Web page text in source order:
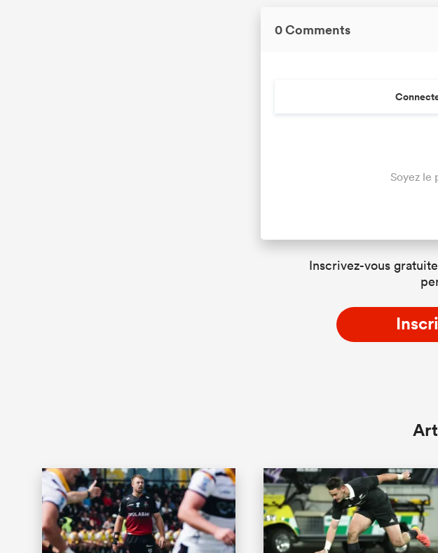
0 Comments
Soyez le
Inscrivez-vous